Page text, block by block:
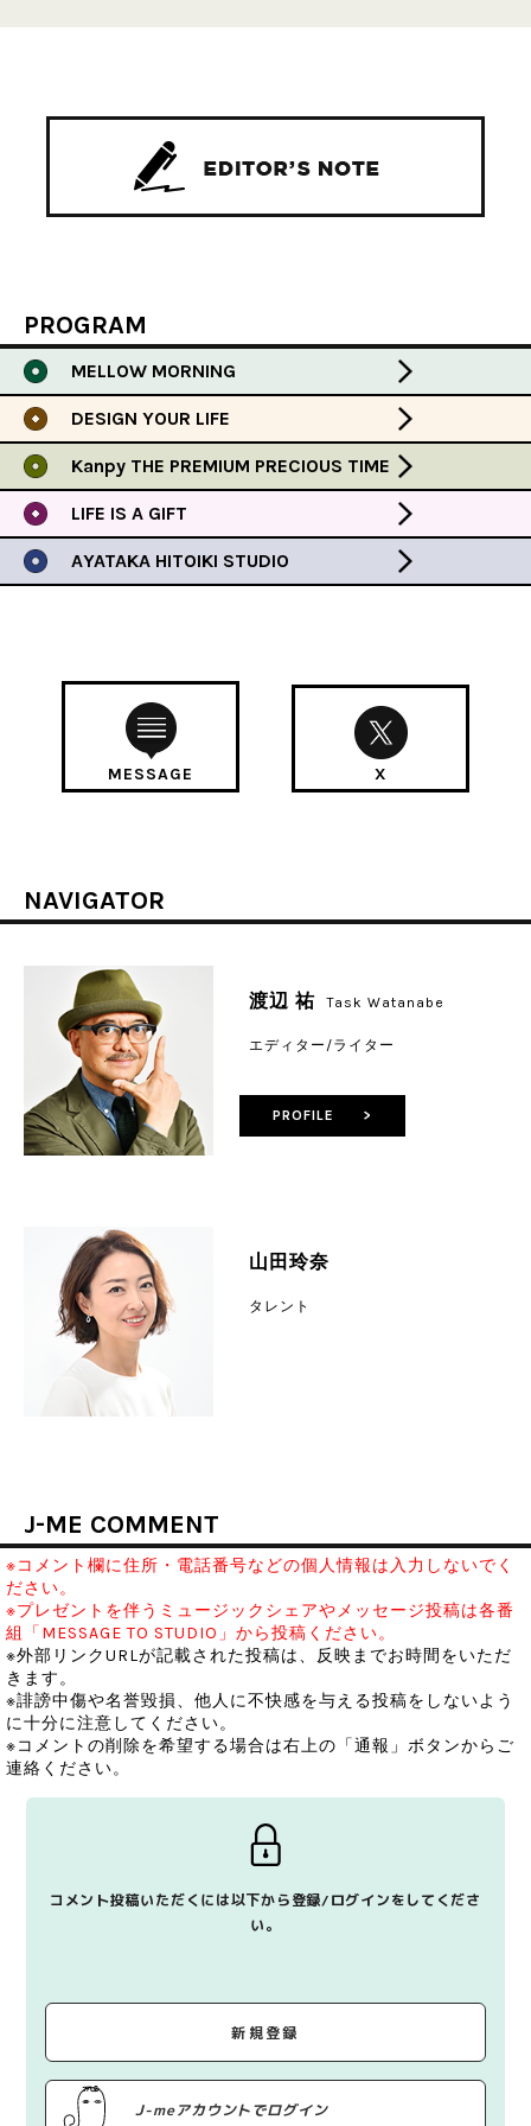
PROGRAM
MELLOW MORNING
DESIGN YOUR LIFE
Kanpy THE PREMIUM PRECIOUS TIME
LIFE IS A GIFT
AYATAKA HITOIKI STUDIO
MESSAGE X
NAVIGATOR
渡辺 祐 Task Watanabe
エディター/ライター
山田玲奈
タレント
PROFILE >
J-ME COMMENT
※コメント欄に住所・電話番号などの個人情報は入力しないでく
ださい。
※プレゼントを伴うミュージックシェアやメッセージ投稿は各番
組「MESSAGE TO STUDIO」から投稿ください。
※外部リンクURLが記載された投稿は、反映までお時間をいただ
きます。
※誹謗中傷や名誉毀損、他人に不快感を与える投稿をしないよう
に十分に注意してください。
※コメントの削除を希望する場合は右上の「通報」ボタンからご
連絡ください。
コメント投稿いただくには以下から登録/ログインをしてくださ
い。
新規登録
J-meアカウントでログイン